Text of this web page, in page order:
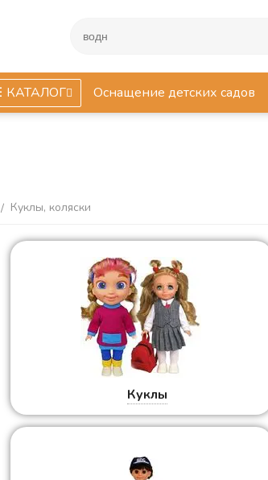
КАТАЛОГ Оснащение детских садов
/ Куклы, коляски
Куклы